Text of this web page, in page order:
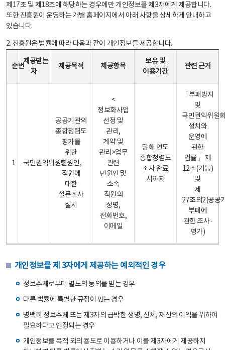
제17조 및 제18조에 해당하는 경우에만 개인정보를 제3자에게 제공합니다.
또한 진흥원이 운영하는 개별 홈페이지에서 아래 사항을 상세하게 안내하고
있습니다.
2. 진흥원은 법률에 따라 다음과 같이 개인정보를 제공합니다.
순번
제공받는
자
제공목적 제공항목
보유 및
이용기간
관련 근거
1 국민권익위원회
공공기관의
종합청렴도
평가를
위한
민원인,
직원에
대한
설문조사
실시
<
정보화사업
선정 및
관리,
계약 및
관리>업무
관련
민원인 및
소속
직원의
성명,
전화번호,
이메일
당해 연도
종합청렴도
조사 완료
시까지
「부패방지
및
국민권익위원
설치와
운영에
관한
법률」 제
12조(기능)
및
제
27조의2(공공
부패에
관한 조사·
평가)
개인정보를 제 3자에게 제공하는 예외적인 경우
정보주체로부터 별도의 동의를 받는 경우
다른 법률에 특별한 규정이 있는 경우
명백히 정보주체 또는 제3자의 급박한 생명, 신체, 재산의 이익을 위하여
필요하다고 인정되는 경우
개인정보를 목적 외의 용도로 이용하거나 이를 제3자에게 제공하지